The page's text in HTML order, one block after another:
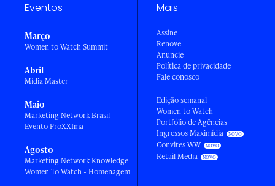
Eventos
Março
Women to Watch Summit
Abril
Mídia Master
Maio
Marketing Network Brasil
Evento ProXXIma
Agosto
Marketing Network Knowledge
Women To Watch - Homenagem
Mais
Assine
Renove
Anuncie
Política de privacidade
Fale conosco
Edição semanal
Women to Watch
Portfólio de Agências
Ingressos Maximídia
Convites WW
Retail Media